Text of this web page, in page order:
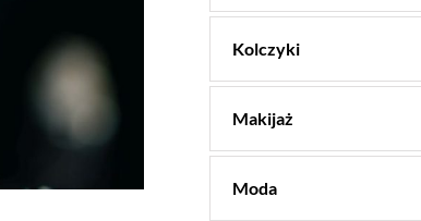
Kolczyki
Makijaż
Moda